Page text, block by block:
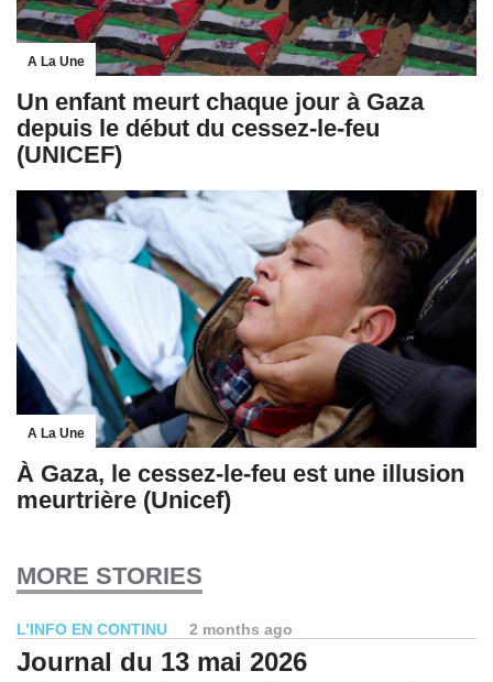
A La Une
Un enfant meurt chaque jour à Gaza
depuis le début du cessez-le-feu
(UNICEF)
A La Une
À Gaza, le cessez-le-feu est une illusion
meurtrière (Unicef)
MORE STORIES
L’INFO EN CONTINU 2 months ago
Journal du 13 mai 2026